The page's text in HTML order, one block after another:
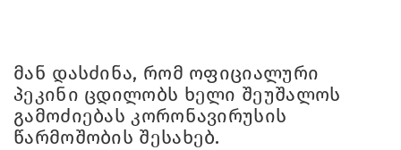
მან დასძინა, რომ ოფიციალური
პეკინი ცდილობს ხელი შეუშალოს
გამოძიებას კორონავირუსის
წარმოშობის შესახებ.